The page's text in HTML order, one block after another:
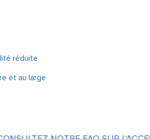
réduite
et au large